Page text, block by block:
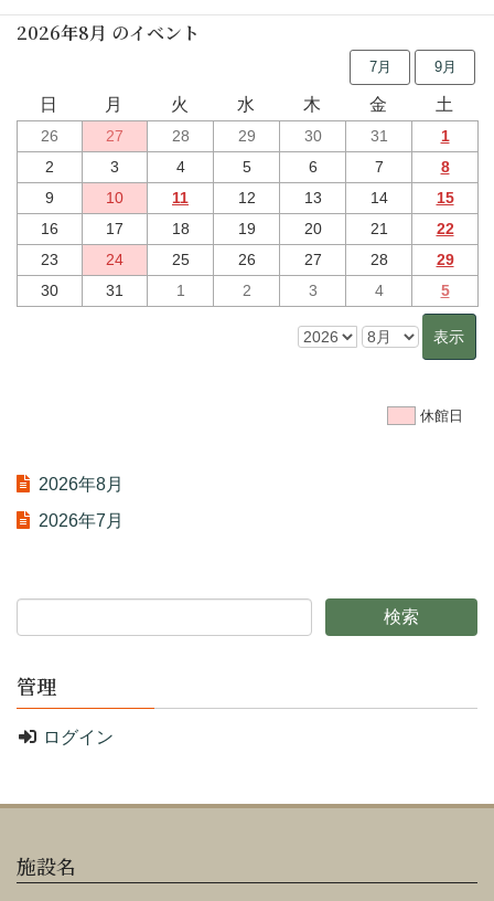
2026年8月 のイベント
7月 9月
日 月 火 水 木 金 土
26 27 28 29 30 31
1
2
3 4 5 6 7
8
9
10 11 12 13 14
15
16
17 18 19 20 21
22
23
24 25 26 27 28
29
30
31 1 2 3 4 5
休館日
2026年8月
2026年7月
管理
ログイン
施設名